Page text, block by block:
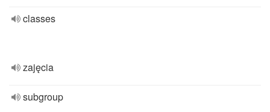
classes
zajęcia
subgroup